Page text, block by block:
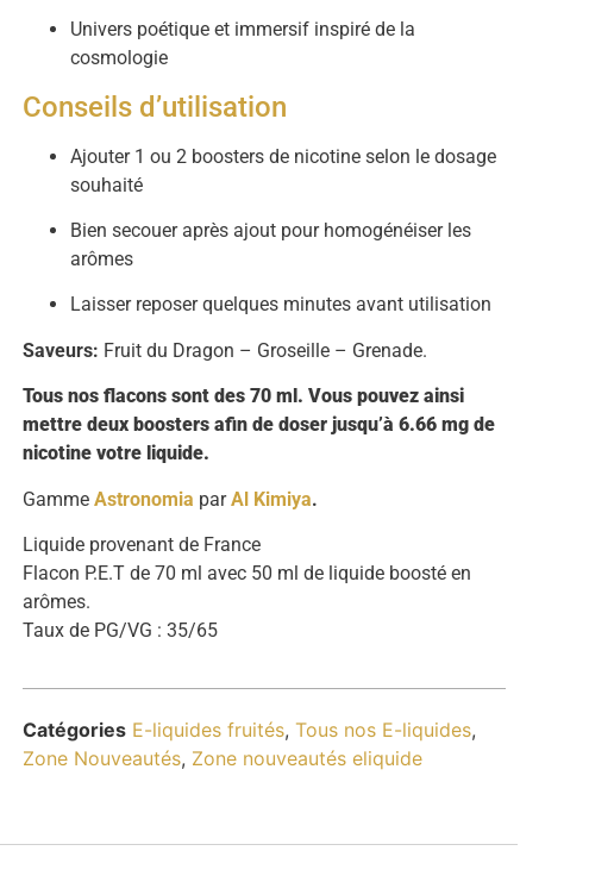
Univers poétique et immersif inspiré de la
cosmologie
Conseils d’utilisation
Ajouter 1 ou 2 boosters de nicotine selon le dosage
souhaité
Bien secouer après ajout pour homogénéiser les
arômes
Laisser reposer quelques minutes avant utilisation
Saveurs: Fruit du Dragon – Groseille – Grenade.
Tous nos flacons sont des 70 ml. Vous pouvez ainsi
mettre deux boosters afin de doser jusqu’à 6.66 mg de
nicotine votre liquide.
GammeAstronomia parAl Kimiya.
Liquide provenant de France
Flacon P.E.T de 70 ml avec 50 ml de liquide boosté en
arômes.
Taux de PG/VG : 35/65
Catégories E-liquides fruités,Tous nos E-liquides,
Zone Nouveautés, Zone nouveautés eliquide